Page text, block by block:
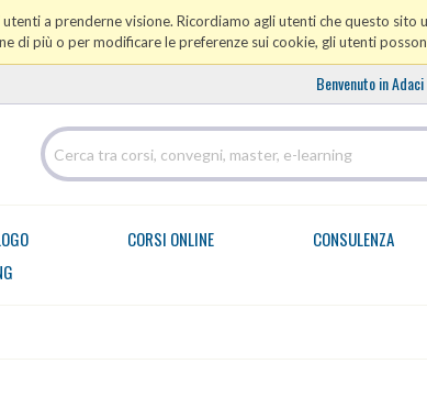
a prenderne visione. Ricordiamo agli utenti che questo sito
di più o per modificare le preferenze sui cookie, gli utenti
Benvenuto in
CORSI ONLINE CONSULENZA